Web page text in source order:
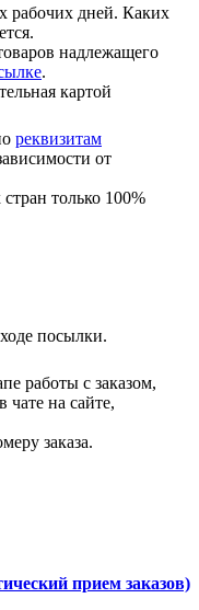
рабочих дней. Каких
надлежащего
.
картой
реквизитам
от
только 100%
посылки.
работы с заказом,
на сайте,
заказа.
прием заказов)